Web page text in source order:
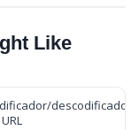
Like
descodificador